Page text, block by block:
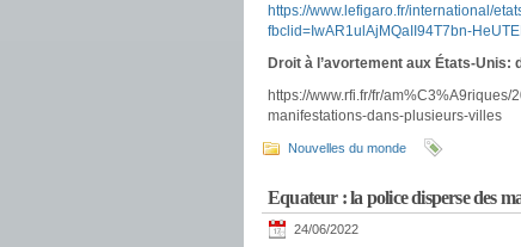
https://www.lefigaro.fr/international/
fbclid=IwAR1ulAjMQaII94T7bn-
Droit à l’avortement aux États-
https://www.rfi.fr/fr/
manifestations-dans-plusieurs-villes
Nouvelles du monde
Equateur : la police disperse des
24/06/2022